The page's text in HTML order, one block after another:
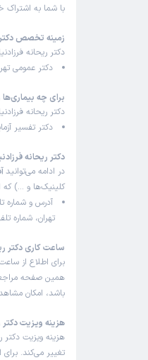
با شما به
زمینه تخصص دکتر
دکتر ریحانه فرزادنیا در 1 تخصص و در 1 شهر
دکتر عمومی
برای چه بیماری‌ها
دکتر ریحانه
دکتر تفسیر
دکتر ریحانه
در ادامه می‌توانید
کلینیک‌ها و …) که
آدرس و شماره
تهران، شماره
ساعت کاری دکتر
برای اطلاع از
همین صفحه مراجعه
باشد، امکان
هزینه ویزیت دکتر
هزینه ویزیت
تغییر می‌کند. برای